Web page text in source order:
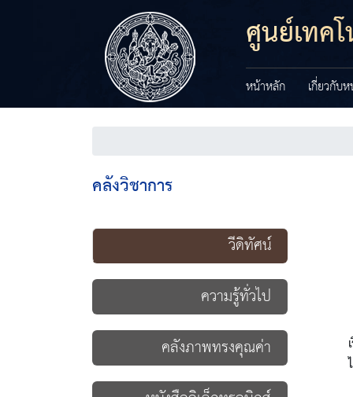
ศูนย์เทค
หน้าหลัก เกี่ยวกับ
คลังวิชาการ
วีดิทัศน์
ความรู้ทั่วไป
คลังภาพทรงคุณค่า